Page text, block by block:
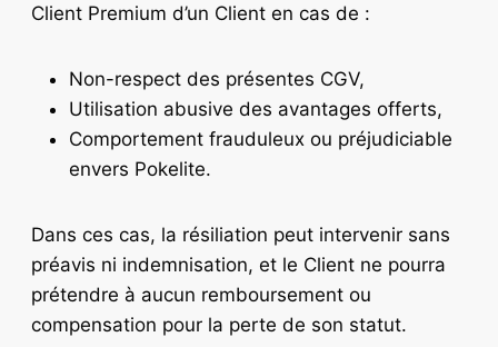
Client Premium d’un Client en cas de :
Non-respect des présentes CGV,
Utilisation abusive des avantages offerts,
Comportement frauduleux ou préjudiciable
envers Pokelite.
Dans ces cas, la résiliation peut intervenir sans
préavis ni indemnisation, et le Client ne pourra
prétendre à aucun remboursement ou
compensation pour la perte de son statut.